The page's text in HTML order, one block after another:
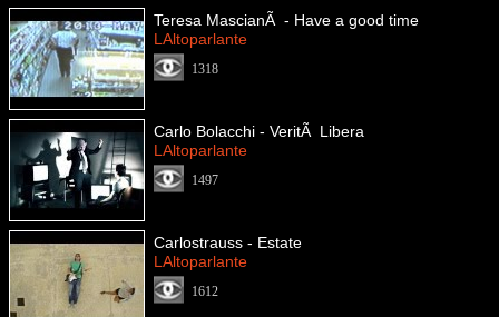
Teresa MascianÃ - Have a good time
LAltoparlante
1318
Carlo Bolacchi - VeritÃ Libera
LAltoparlante
1497
Carlostrauss - Estate
LAltoparlante
1612